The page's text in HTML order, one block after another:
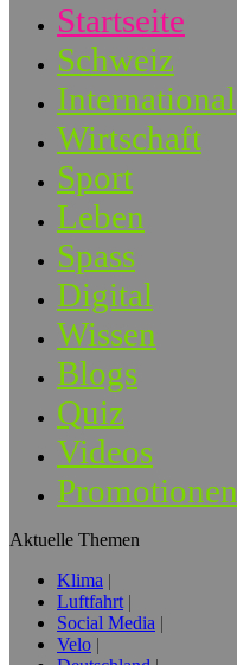
Startseite
Schweiz
International
Wirtschaft
Sport
Leben
Spass
Digital
Wissen
Blogs
Quiz
Videos
Promotionen
Aktuelle Themen
Klima
Luftfahrt
Social Media
Velo